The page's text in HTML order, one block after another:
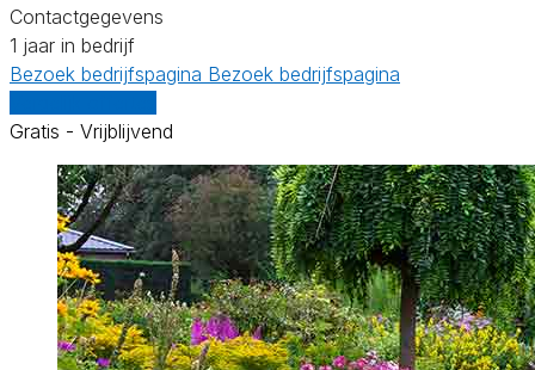
Contactgegevens
1 jaar in bedrijf
Bezoek bedrijfspagina Bezoek bedrijfspagina
Gratis - Vrijblijvend